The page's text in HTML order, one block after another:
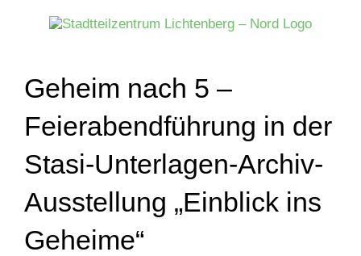
Geheim nach 5 –
Feierabendführung in der
Stasi-Unterlagen-Archiv-
Ausstellung „Einblick ins
Geheime“